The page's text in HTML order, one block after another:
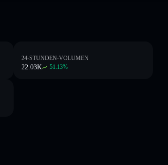
24-STUNDEN-VOLUMEN
22.03K 51.13%